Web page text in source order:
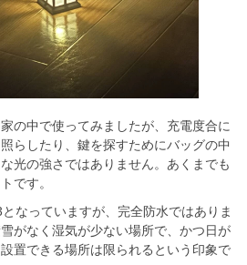
の中で使ってみましたが、充電度合に
らしたり、鍵を探すためにバッグの中
光の強さではありません。あくまでも
です。
なっていますが、完全防水ではありま
がなく湿気が少ない場所で、かつ日が
置できる場所は限られるという印象で